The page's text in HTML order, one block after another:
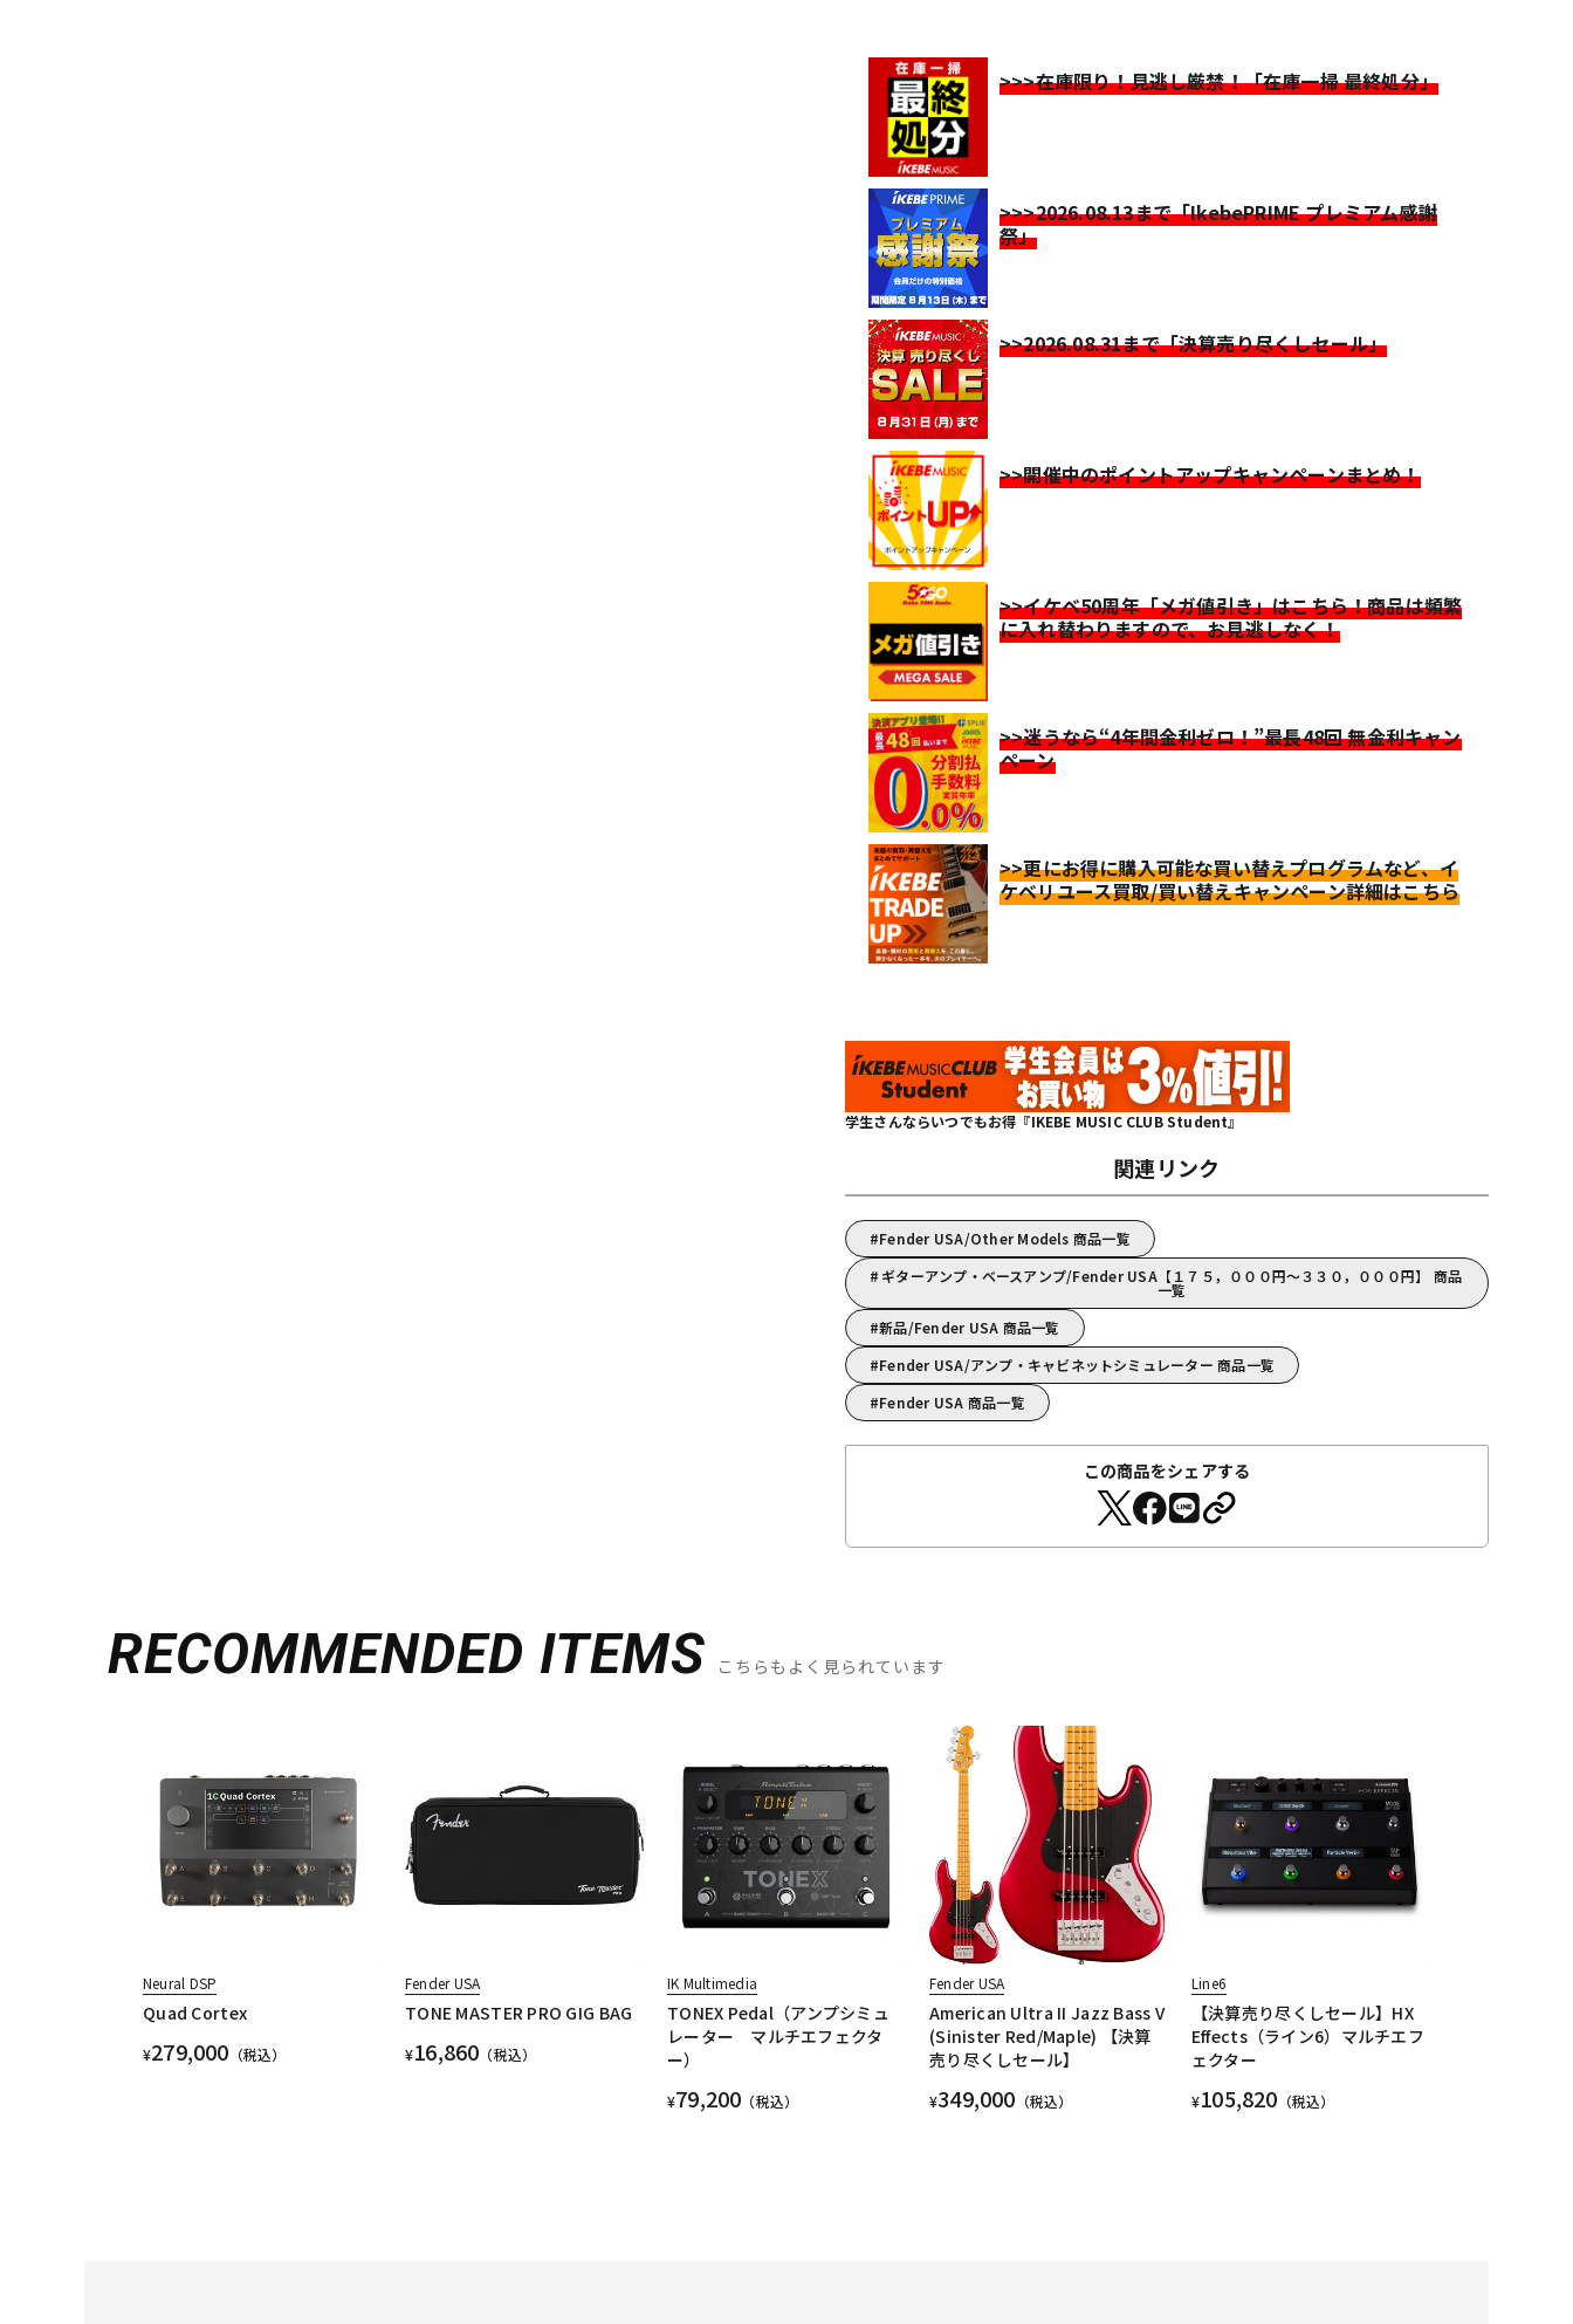
>>>在庫限り！見逃し厳禁！「在庫一掃 最終処分」
>>>2026.08.13まで「IkebePRIME プレミアム感謝
祭」
>>2026.08.31まで「決算売り尽くしセール」
>>開催中のポイントアップキャンペーンまとめ！
>>イケベ50周年「メガ値引き」はこちら！商品は頻繁
に入れ替わりますので、お見逃しなく！
>>迷うなら“4年間金利ゼロ！”最長48回 無金利キャン
ペーン
>>更にお得に購入可能な買い替えプログラムなど、イ
ケベリユース買取/買い替えキャンペーン詳細はこちら
学生さんならいつでもお得『IKEBE MUSIC CLUB Student』
関連リンク
Fender USA/Other Models 商品一覧
ギターアンプ・ベースアンプ/Fender USA【１７５，０００円～３３０，０００円】 商品
一覧
新品/Fender USA 商品一覧
Fender USA/アンプ・キャビネットシミュレーター 商品一覧
Fender USA 商品一覧
この商品をシェアする
RECOMMENDED ITEMS こちらもよく見られています
Neural DSP
Quad Cortex
¥279,000 （税込）
Fender USA
TONE MASTER PRO GIG BAG
¥16,860 （税込）
IK Multimedia
TONEX Pedal（アンプシミュ
レーター マルチエフェクタ
ー）
¥79,200 （税込）
Fender USA
American Ultra II Jazz Bass V
(Sinister Red/Maple) 【決算
売り尽くしセール】
¥349,000 （税込）
Line6
【決算売り尽くしセール】HX
Effects（ライン6）マルチエフ
ェクター
¥105,820 （税込）